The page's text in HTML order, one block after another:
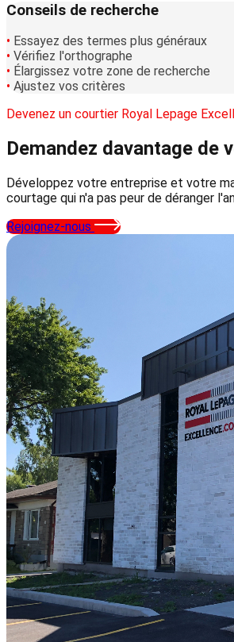
Conseils de recherche
• Essayez des termes plus généraux
• Vérifiez l'orthographe
• Élargissez votre zone de recherche
• Ajustez vos critères
Devenez un courtier Royal Lepage
Demandez davantage de
Développez votre entreprise et votre
courtage qui n'a pas peur de déranger
Rejoignez-nous